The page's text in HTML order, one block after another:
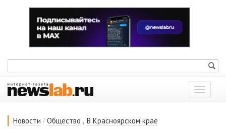
Показать
меню
Новости / Общество , В Красноярском крае